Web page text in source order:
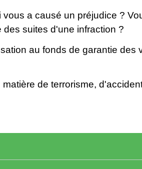
a causé un préjudice ?
suites d'une infraction ?
au fonds de garantie
de terrorisme,